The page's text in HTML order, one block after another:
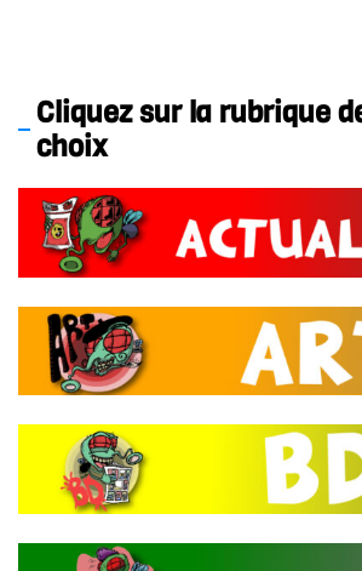
Cliquez sur la rubrique
choix